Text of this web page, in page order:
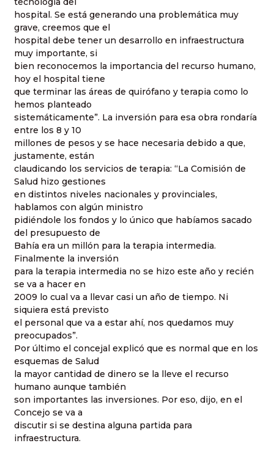
hospital. Se está generando una problemática muy
grave, creemos que el
hospital debe tener un desarrollo en infraestructura
muy importante, si
bien reconocemos la importancia del recurso humano,
hoy el hospital tiene
que terminar las áreas de quirófano y terapia como lo
hemos planteado
sistemáticamente”. La inversión para esa obra rondaría
entre los 8 y 10
millones de pesos y se hace necesaria debido a que,
justamente, están
claudicando los servicios de terapia: “La Comisión de
Salud hizo gestiones
en distintos niveles nacionales y provinciales,
hablamos con algún ministro
pidiéndole los fondos y lo único que habíamos sacado
del presupuesto de
Bahía era un millón para la terapia intermedia.
Finalmente la inversión
para la terapia intermedia no se hizo este año y recién
se va a hacer en
2009 lo cual va a llevar casi un año de tiempo. Ni
siquiera está previsto
el personal que va a estar ahí, nos quedamos muy
preocupados”.
Por último el concejal explicó que es normal que en los
esquemas de Salud
la mayor cantidad de dinero se la lleve el recurso
humano aunque también
son importantes las inversiones. Por eso, dijo, en el
Concejo se va a
discutir si se destina alguna partida para
infraestructura.